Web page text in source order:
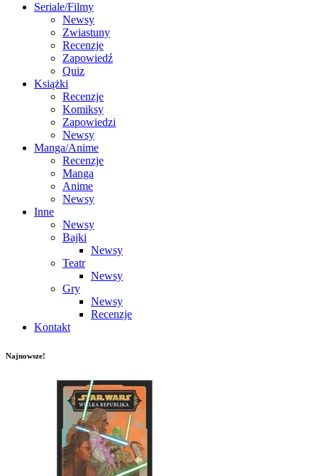
Seriale/Filmy
Newsy
Zwiastuny
Recenzje
Zapowiedź
Quiz
Książki
Recenzje
Komiksy
Zapowiedzi
Newsy
Manga/Anime
Recenzje
Manga
Anime
Newsy
Inne
Newsy
Bajki
Newsy
Teatr
Newsy
Gry
Newsy
Recenzje
Kontakt
Najnowsze!